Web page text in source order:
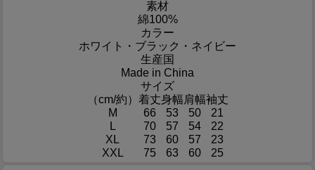
素材
綿100%
カラー
ホワイト・ブラック・ネイビー
生産国
Made in China
サイズ
（cm/約） 着丈身幅肩幅袖丈
M
66 53 50
21
L
70 57 54
22
XL
73 60 57
23
XXL
75 63 60 25